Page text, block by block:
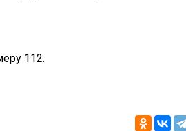
112.